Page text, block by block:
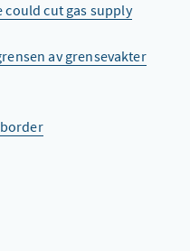
could cut gas supply
av grensevakter